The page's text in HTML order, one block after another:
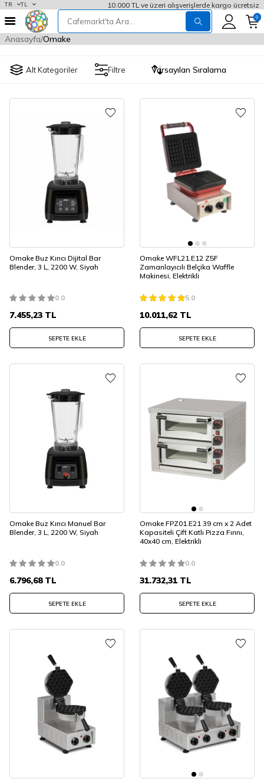
TR TL 10.000 TL ve üzeri alışverişlerde kargo ücretsiz
0
Anasayfa Omake
Alt Kategoriler Filtre
Omake Buz Kırıcı Dijital Bar
Blender, 3 L, 2200 W, Siyah
0.0
7.455,23 TL
SEPETE EKLE
Omake WFL21.E12 Z5F
Zamanlayıcılı Belçika Waffle
Makinesi, Elektrikli
5.0
10.011,62 TL
SEPETE EKLE
Omake Buz Kırıcı Manuel Bar
Blender, 3 L, 2200 W, Siyah
0.0
6.796,68TL
SEPETE EKLE
Omake FPZ01.E21 39 cm x 2 Adet
Kapasiteli Çift Katlı Pizza Fırını,
40x40 cm, Elektrikli
0.0
31.732,31 TL
SEPETE EKLE